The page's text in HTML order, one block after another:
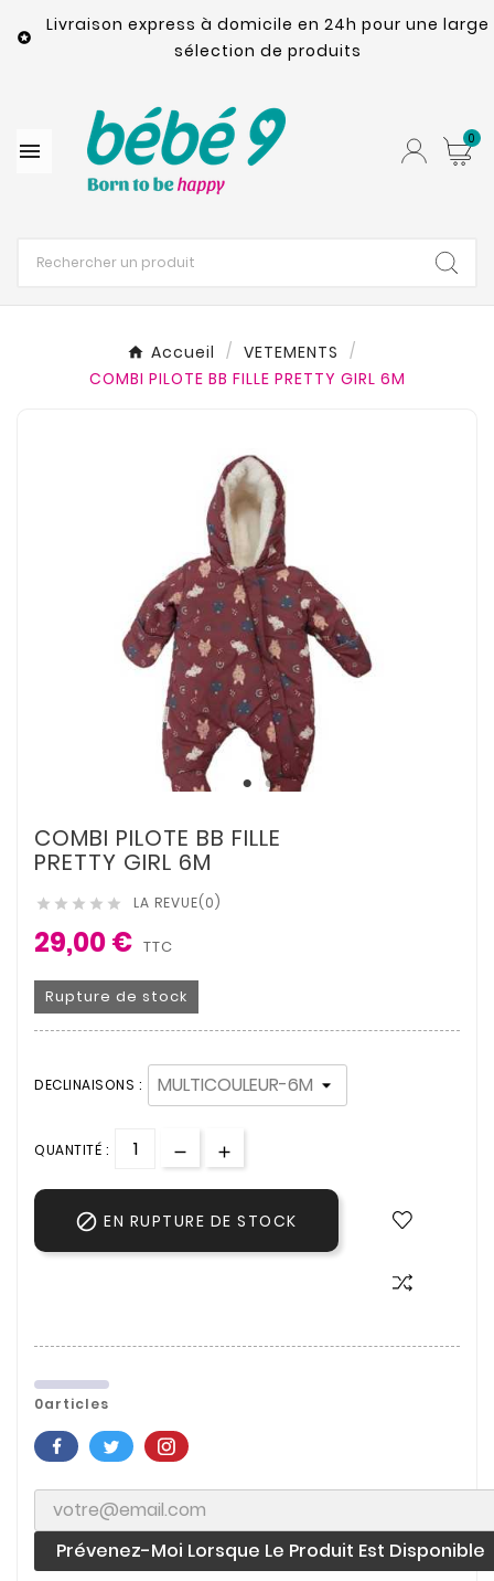

Livraison express à domicile en 24h pour une large
sélection de produits
 0
Accueil
VETEMENTS
COMBI PILOTE BB FILLE PRETTY GIRL 6M
COMBI PILOTE BB FILLE
PRETTY GIRL 6M
     LA REVUE(0)
29,00 € TTC
Rupture de stock
DECLINAISONS :
QUANTITÉ :
 EN RUPTURE DE STOCK
0articles
Prévenez-Moi Lorsque Le Produit Est Disponible